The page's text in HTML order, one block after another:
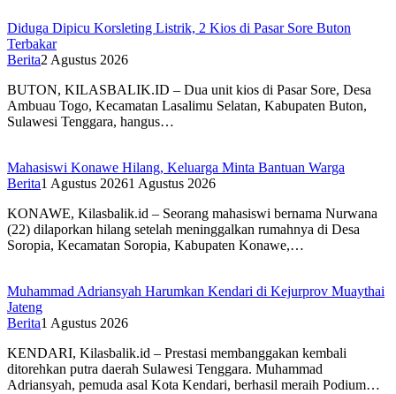
Diduga Dipicu Korsleting Listrik, 2 Kios di Pasar Sore Buton
Terbakar
Berita2 Agustus 2026
BUTON, KILASBALIK.ID – Dua unit kios di Pasar Sore, Desa
Ambuau Togo, Kecamatan Lasalimu Selatan, Kabupaten Buton,
Sulawesi Tenggara, hangus…
Mahasiswi Konawe Hilang, Keluarga Minta Bantuan Warga
Berita1 Agustus 20261 Agustus 2026
KONAWE, Kilasbalik.id – Seorang mahasiswi bernama Nurwana
(22) dilaporkan hilang setelah meninggalkan rumahnya di Desa
Soropia, Kecamatan Soropia, Kabupaten Konawe,…
Muhammad Adriansyah Harumkan Kendari di Kejurprov Muaythai
Jateng
Berita1 Agustus 2026
KENDARI, Kilasbalik.id – Prestasi membanggakan kembali
ditorehkan putra daerah Sulawesi Tenggara. Muhammad
Adriansyah, pemuda asal Kota Kendari, berhasil meraih Podium…